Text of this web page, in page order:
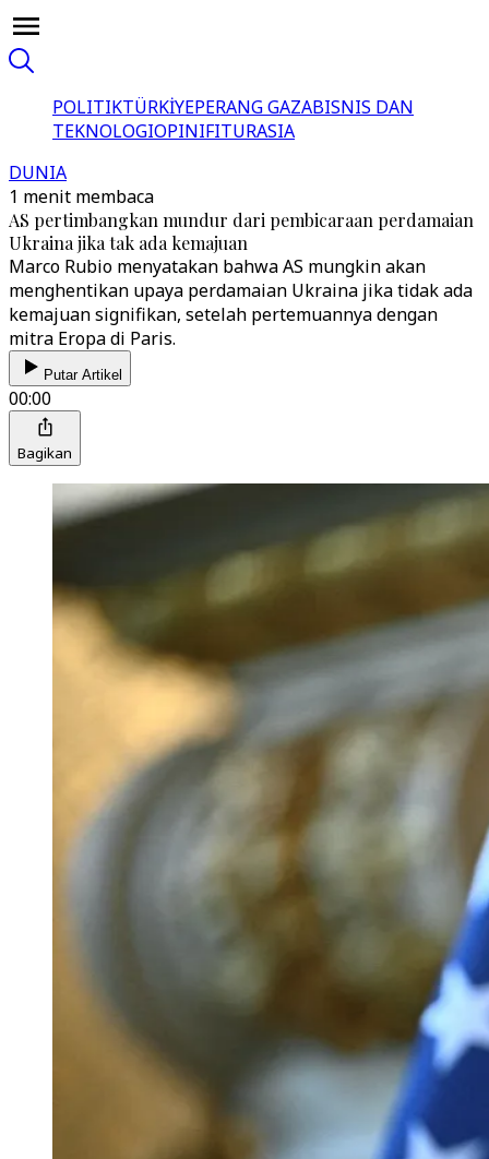
POLITIKTÜRKİYEPERANG GAZABISNIS DAN
TEKNOLOGIOPINIFITURASIA
DUNIA
1 menit membaca
AS pertimbangkan mundur dari pembicaraan perdamaian
Ukraina jika tak ada kemajuan
Marco Rubio menyatakan bahwa AS mungkin akan
menghentikan upaya perdamaian Ukraina jika tidak ada
kemajuan signifikan, setelah pertemuannya dengan
mitra Eropa di Paris.
Putar Artikel
00:00
Bagikan